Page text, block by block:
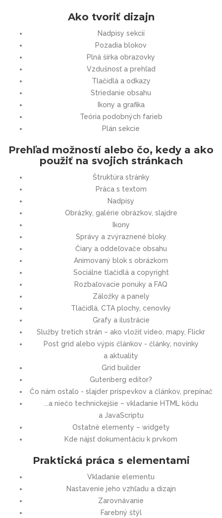
Ako tvoriť dizajn
Nadpisy sekcií
Pozadia blokov
Plná šírka obrazovky
Vzdušnosť a prehľad
Tlačidlá a odkazy
Striedanie obsahu
Ikony a grafika
Teória podobných farieb
Plán sekcie
Prehľad možností alebo čo, kedy a ako
použiť na svojich stránkach
Štruktúra stránky
Práca s textom
Nadpisy
Obrázky, galérie obrázkov, slajdre
Ikony
Správy a zvýraznené bloky
Čiary a oddeľovače obsahu
Animovaný blok s obrázkom
Sociálne tlačidlá a copyright
Rozbaľovacie ponuky a FAQ
Záložky a panely
Tlačidlá, CTA plochy, cenovky
Grafy a ilustrácie
Služby tretích strán – ako vložiť video, mapy, Flickr
Post grid alebo výpis článkov - články, novinky
a aktuality
Grid builder
Gutenberg editor?
Čo nám ostalo - slajder príspevkov a článkov, prepínač
...a niečo technickejšie – vkladanie HTML kódu
a JavaScriptu
Ostatné elementy – widgety
Kde nájsť dokumentáciu k prvkom
Praktická práca s elementami
Vkladanie elementu
Nastavenie jeho vzhľadu a dizajn
Zarovnávanie
Farebný štýl